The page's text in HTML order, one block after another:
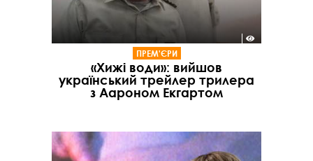
ПРЕМ'ЄРИ
«Хижі води»: вийшов
український трейлер трилера
з Аароном Екгартом